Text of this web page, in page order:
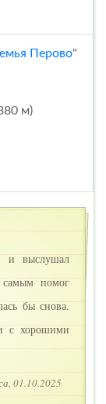
Перово"
м)
и выслушал
помог
бы снова.
с хорошими
01.10.2025